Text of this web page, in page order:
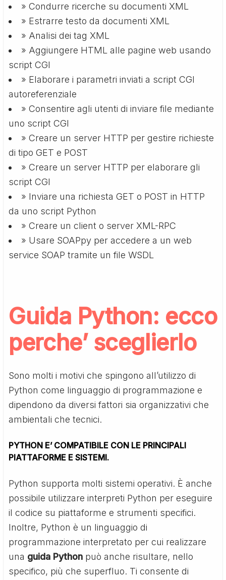
» Condurre ricerche su documenti XML
» Estrarre testo da documenti XML
» Analisi dei tag XML
» Aggiungere HTML alle pagine web usando
script CGI
» Elaborare i parametri inviati a script CGI
autoreferenziale
» Consentire agli utenti di inviare file mediante
uno script CGI
» Creare un server HTTP per gestire richieste
di tipo GET e POST
» Creare un server HTTP per elaborare gli
script CGI
» Inviare una richiesta GET o POST in HTTP
da uno script Python
» Creare un client o server XML-RPC
» Usare SOAPpy per accedere a un web
service SOAP tramite un file WSDL
Guida Python: ecco
perche’ sceglierlo
Sono molti i motivi che spingono all’utilizzo di
Python come linguaggio di programmazione e
dipendono da diversi fattori sia organizzativi che
ambientali che tecnici.
PYTHON E’ COMPATIBILE CON LE PRINCIPALI
PIATTAFORME E SISTEMI.
Python supporta molti sistemi operativi. È anche
possibile utilizzare interpreti Python per eseguire
il codice su piattaforme e strumenti specifici.
Inoltre, Python è un linguaggio di
programmazione interpretato per cui realizzare
una guida Python può anche risultare, nello
specifico, più che superfluo. Ti consente di